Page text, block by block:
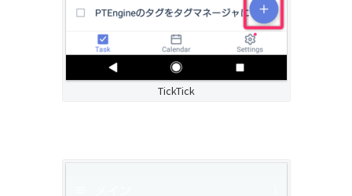
TickTick